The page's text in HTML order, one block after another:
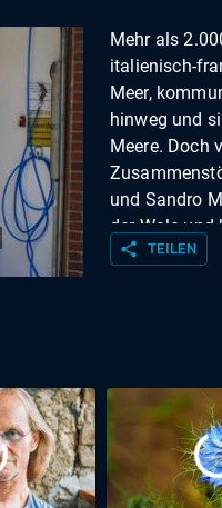
Mehr als
italienisch-
Meer,
hinweg und
Meere. Doch
und Sandro
der Wale und
share TEILEN